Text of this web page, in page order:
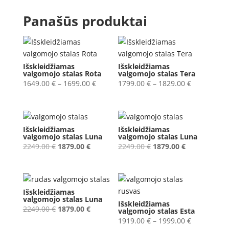
Panašūs produktai
Išskleidžiamas
valgomojo stalas Rota
1649.00 € – 1699.00 €Price
through
1699.00 €
Išskleidžiamas
valgomojo stalas Tera
1799.00€ – 1829.00€Price
Išskleidžiamas
valgomojo stalas Luna
2249.00€ Original
2249.00 €.
1879.00 €Current
1879.00 €.
Išskleidžiamas
valgomojo stalas Luna
2249.00€ Original
2249.00 €.
1879.00€Current
Išskleidžiamas
valgomojo stalas Luna
2249.00€ Original
1879.00 €Current
Išskleidžiamas
valgomojo stalas Esta
1919.00€ – 1999.00€Price